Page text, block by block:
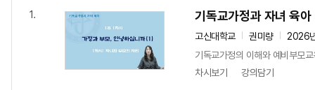
1. 기독교가정과 자녀 육아
고신대학교 권미량
2026
기독교가정의 이해와 예비부모교
차시보기
강의담기